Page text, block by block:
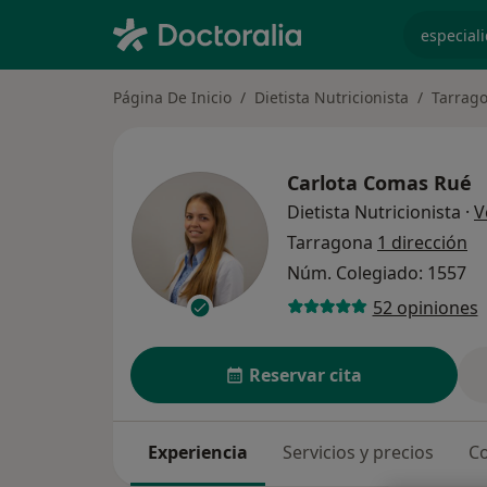
Página De Inicio Dietista Nutricionista
Carlota Comas Rué
Dietista Nutricionista ·
Tarragona 1 dirección
Núm. Colegiado: 1557
52 opiniones
Reservar cita
Experiencia Servicios y precios